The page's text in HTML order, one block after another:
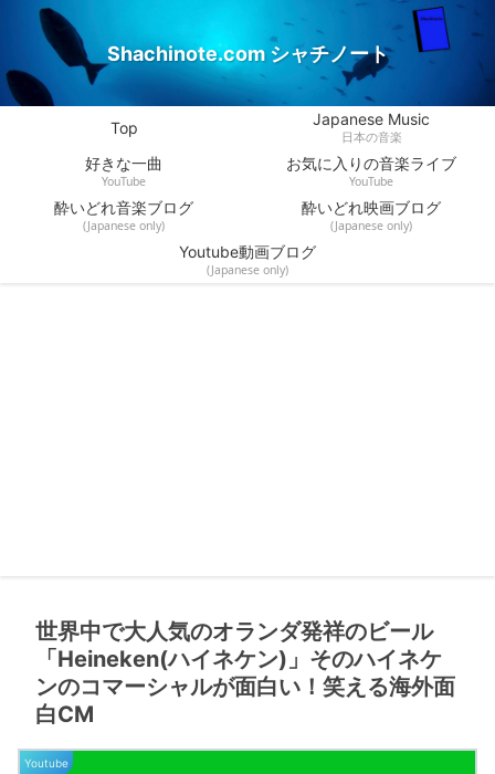
Shachinote.com シャチノート
Top Japanese Music
日本の音楽
好きな一曲
YouTube
お気に入りの音楽ライブ
YouTube
酔いどれ音楽ブログ
(Japanese only)
酔いどれ映画ブログ
(Japanese only)
Youtube動画ブログ
(Japanese only)
世界中で大人気のオランダ発祥のビール
「Heineken(ハイネケン)」そのハイネケ
ンのコマーシャルが面白い！笑える海外面
白CM
Youtube